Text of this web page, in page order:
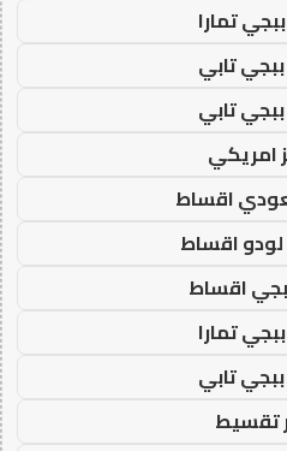
تمارا
تابي
تابي
امريكي
اقساط
اقساط
اقساط
تمارا
تابي
تقسيط